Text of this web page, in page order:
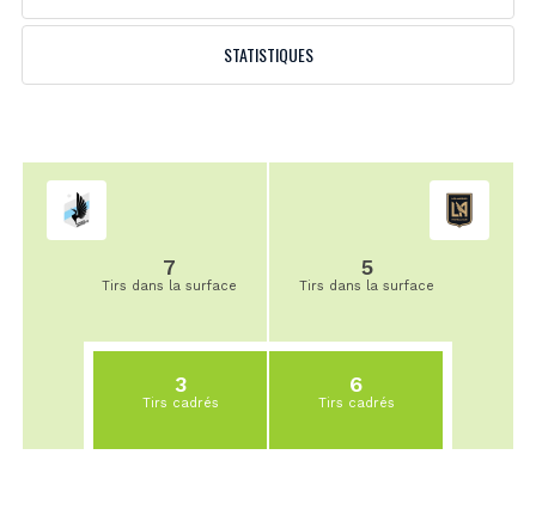
STATISTIQUES
7
Tirs dans la surface
3
Tirs cadrés
5
Tirs dans la surface
6
Tirs cadrés